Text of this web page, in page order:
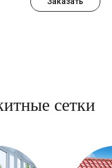
сетки